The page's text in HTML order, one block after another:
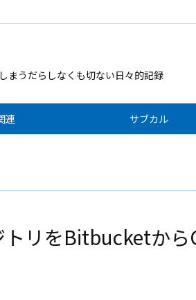
まうだらしなくも切ない日々的記録
連 サブカル
トリをBitbucketか